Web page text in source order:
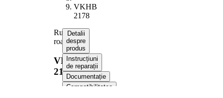
VKHB
2178
Rulment
roata
VKHB
2178
Detalii
despre
produs
Instrucțiuni
de reparații
Documentație
Compatibilitatea